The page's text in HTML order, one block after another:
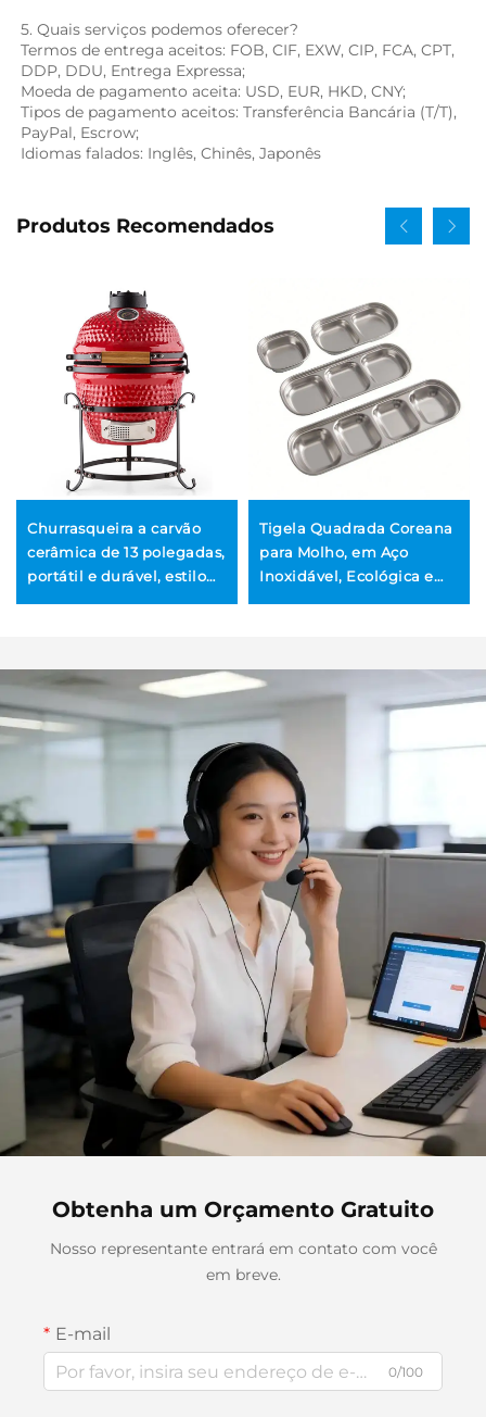
5. Quais serviços podemos oferecer?
Termos de entrega aceitos: FOB, CIF, EXW, CIP, FCA, CPT,
DDP, DDU, Entrega Expressa;
Moeda de pagamento aceita: USD, EUR, HKD, CNY;
Tipos de pagamento aceitos: Transferência Bancária (T/T),
PayPal, Escrow;
Idiomas falados: Inglês, Chinês, Japonês
Produtos Recomendados
Churrasqueira a carvão
cerâmica de 13 polegadas,
portátil e durável, estilo
chamas de controle tátil
Tigela Quadrada Coreana
para Molho, em Aço
Inoxidável, Ecológica e
Design Minimalista, 100
unidades
Obtenha um Orçamento Gratuito
Nosso representante entrará em contato com você
em breve.
E-mail
0/100